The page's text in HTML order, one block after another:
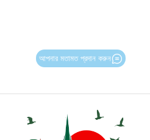
আপনার মতামত প্রদান করুন